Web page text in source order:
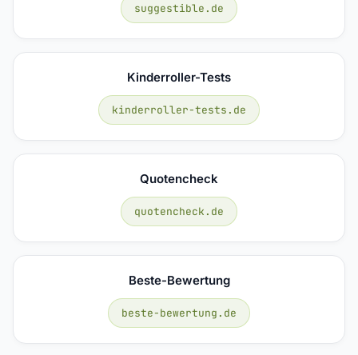
suggestible.de
Kinderroller-Tests
kinderroller-tests.de
Quotencheck
quotencheck.de
Beste-Bewertung
beste-bewertung.de